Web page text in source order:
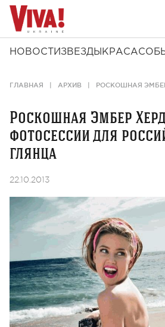
НОВОСТИ ЗВЕЗДЫ КРАСА
ГЛАВНАЯ АРХИВ РОСКОШНАЯ
Роскошная Эмбер
фотосессии для
глянца
22.10.2013